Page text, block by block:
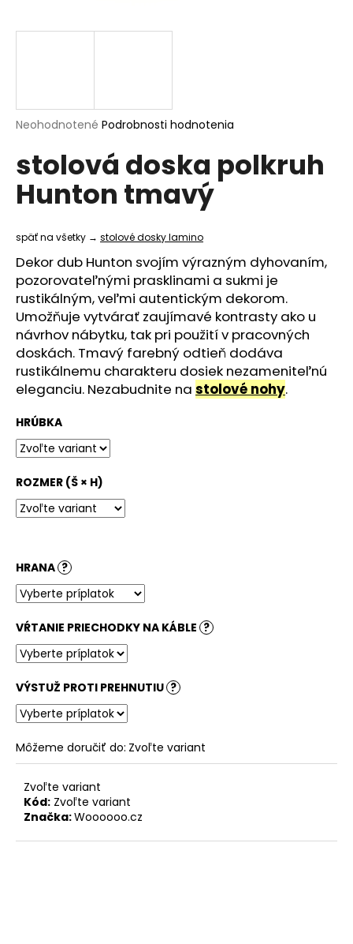
Priemerné
produktu
je
0,0
hviezdičiek.
Neohodnotené Podrobnosti hodnotenia
stolová doska polkruh
Hunton tmavý
späť na všetky → stolové dosky lamino
Dekor dub Hunton svojím výrazným dyhovaním,
pozorovateľnými prasklinami a sukmi je
rustikálným, veľmi autentickým dekorom.
Umožňuje vytvárať zaujímavé kontrasty ako u
návrhov nábytku, tak pri použití v pracovných
doskách. Tmavý farebný odtieň dodáva
rustikálnemu charakteru dosiek nezameniteľnú
eleganciu. Nezabudnite na stolové nohy.
HRÚBKA
ROZMER (Š × H)
HRANA ?
VŔTANIE PRIECHODKY NA KÁBLE ?
VÝSTUŽ PROTI PREHNUTIU ?
Môžeme doručiť do: Zvoľte variant
Zvoľte variant
Kód: Zvoľte variant
Značka:Woooooo.cz
j
?
d
p
o
r
ú
č
a
m
STOLOVÁ
KRUHOVÁ
BARDOLINO
PRÍRODNÝ